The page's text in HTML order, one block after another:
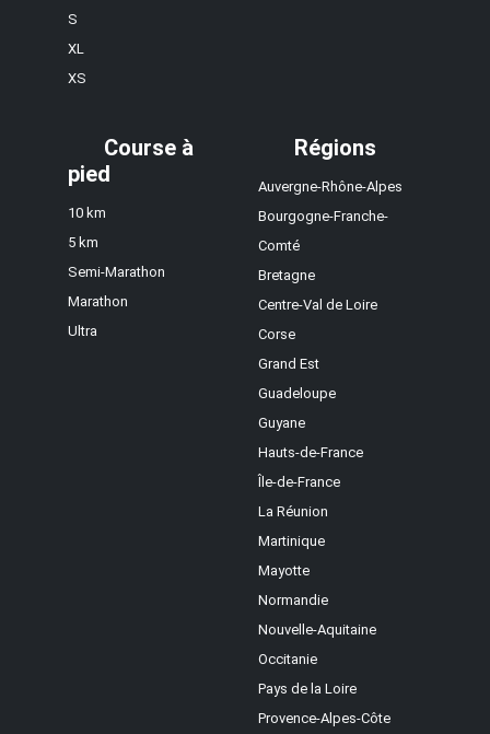
S
XL
XS
Course à
pied
10 km
5 km
Semi-Marathon
Marathon
Ultra
Régions
Auvergne-Rhône-Alpes
Bourgogne-Franche-
Comté
Bretagne
Centre-Val de Loire
Corse
Grand Est
Guadeloupe
Guyane
Hauts-de-France
Île-de-France
La Réunion
Martinique
Mayotte
Normandie
Nouvelle-Aquitaine
Occitanie
Pays de la Loire
Provence-Alpes-Côte